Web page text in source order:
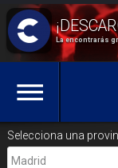
La encontrarás
Selecciona una
Madrid